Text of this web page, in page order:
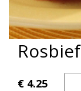
€ 4.25